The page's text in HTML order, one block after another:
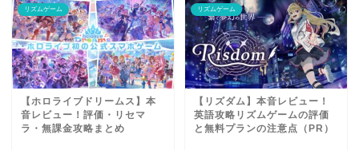
リズムゲーム
【ホロライブドリームス】本
音レビュー！評価・リセマ
ラ・無課金攻略まとめ
リズムゲーム
【リズダム】本音レビュー！
英語攻略リズムゲームの評価
と無料プランの注意点（PR）